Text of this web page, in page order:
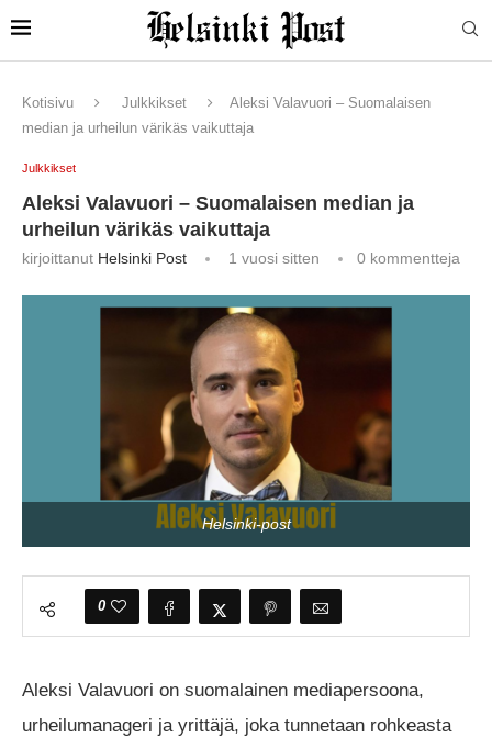
Kotisivu Julkkikset
Aleksi Valavuori – Suomalaisen
median ja urheilun värikäs vaikuttaja
Julkkikset
Aleksi Valavuori – Suomalaisen median ja
urheilun värikäs vaikuttaja
kirjoittanut Helsinki Post 1 vuosi sitten 0 kommentteja
Helsinki-post
0
Aleksi Valavuori on suomalainen mediapersoona,
urheilumanageri ja yrittäjä, joka tunnetaan rohkeasta